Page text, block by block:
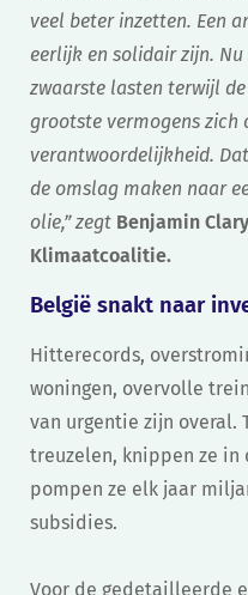
veel beter inzetten. Een
eerlijk en solidair zijn.
zwaarste lasten terwijl
grootste vermogens zich
verantwoordelijkheid.
de omslag maken naar
olie,” zegt Benjamin
Klimaatcoalitie.
België snakt naar
Hitterecords,
woningen, overvolle
van urgentie zijn overal.
treuzelen, knippen ze in
pompen ze elk jaar
subsidies.
Voor de gedetailleerde